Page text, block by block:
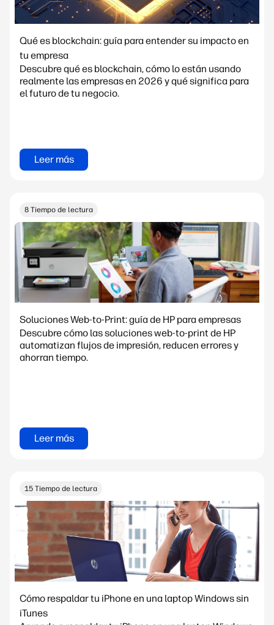
Qué es blockchain: guía para entender su impacto en
tu empresa
Descubre qué es blockchain, cómo lo están usando
realmente las empresas en 2026 y qué significa para
el futuro de tu negocio.
Leer más
8 Tiempo de lectura
Soluciones Web-to-Print: guía de HP para empresas
Descubre cómo las soluciones web-to-print de HP
automatizan flujos de impresión, reducen errores y
ahorran tiempo.
Leer más
15 Tiempo de lectura
Cómo respaldar tu iPhone en una laptop Windows sin
iTunes